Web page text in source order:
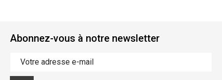
Abonnez-vous à notre newsletter